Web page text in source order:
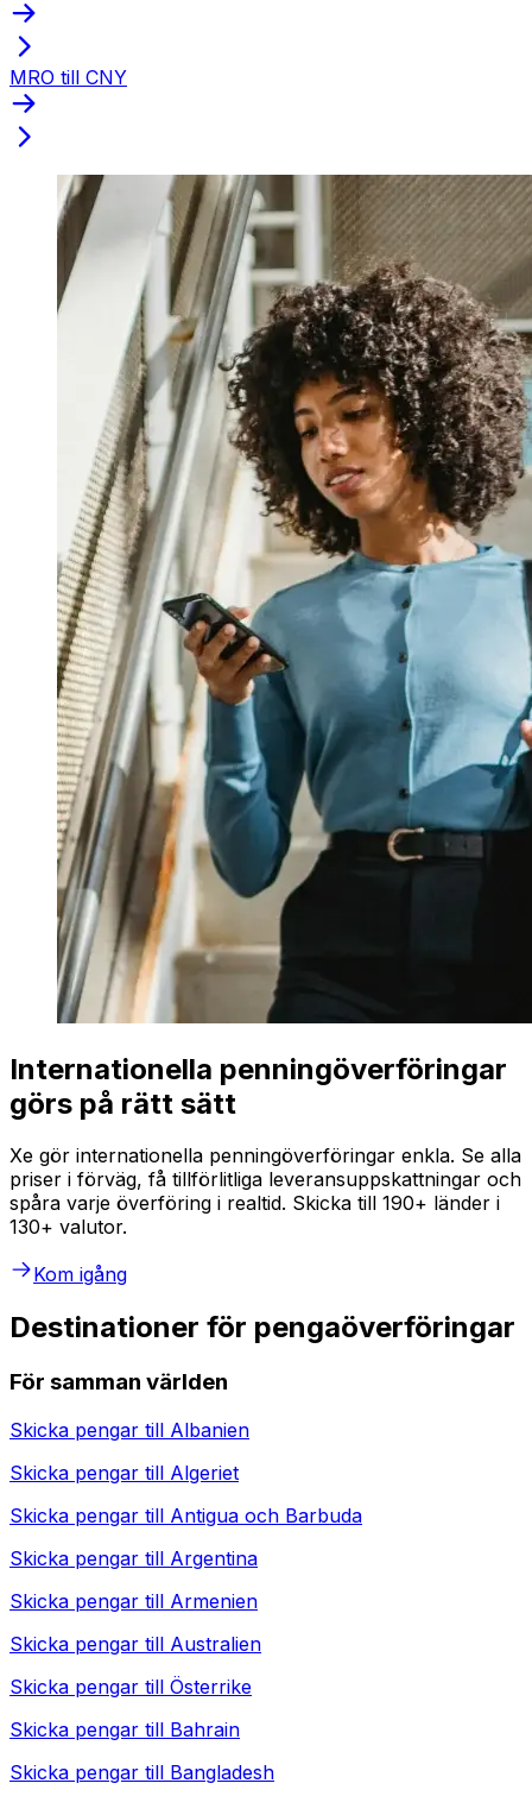
MRO till CNY
Internationella penningöverföringar
görs på rätt sätt
Xe gör internationella penningöverföringar enkla. Se alla
priser i förväg, få tillförlitliga leveransuppskattningar och
spåra varje överföring i realtid. Skicka till 190+ länder i
130+ valutor.
Kom igång
Destinationer för pengaöverföringar
För samman världen
Skicka pengar till Albanien
Skicka pengar till Algeriet
Skicka pengar till Antigua och Barbuda
Skicka pengar till Argentina
Skicka pengar till Armenien
Skicka pengar till Australien
Skicka pengar till Österrike
Skicka pengar till Bahrain
Skicka pengar till Bangladesh